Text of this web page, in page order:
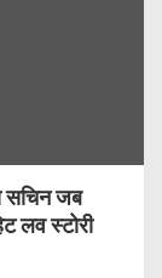
सचिन जब
लव स्टोरी